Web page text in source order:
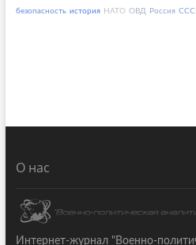
безопасность история НАТО ОВД Россия
О нас
Интернет-журнал "Военно-